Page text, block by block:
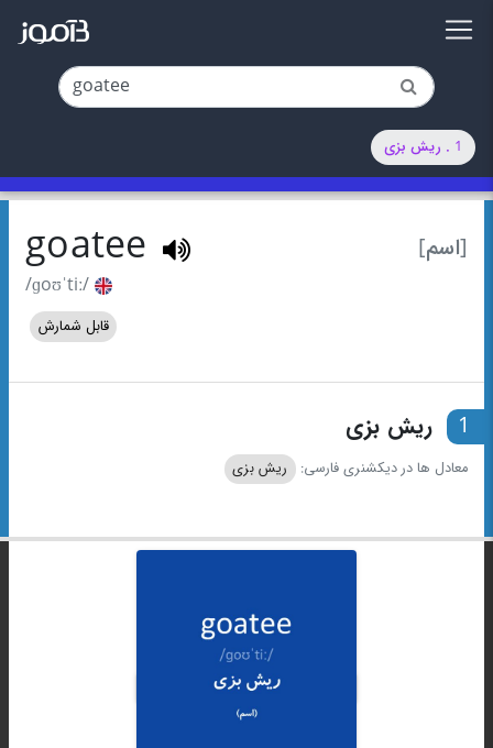
1 . ریش بزی
[اسم] goatee
/ɡoʊˈtiː/
قابل شمارش
1 ریش بزی
معادل ها در دیکشنری فارسی: ریش بزی